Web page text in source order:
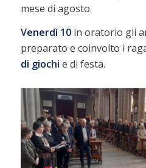
mese di agosto.
Venerdì 10in oratorio gli
preparato e coinvolto i
di giochi e di festa.